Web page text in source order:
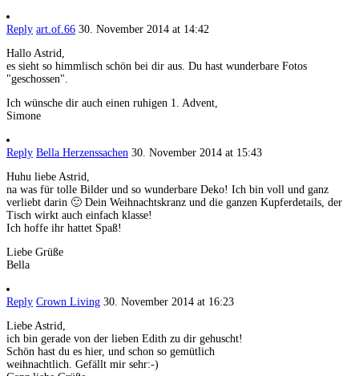
Reply art.of.66 30. November 2014 at 14:42
Hallo Astrid,
es sieht so himmlisch schön bei dir aus. Du hast wunderbare Fotos
"geschossen".
Ich wünsche dir auch einen ruhigen 1. Advent,
Simone
Reply Bella Herzenssachen 30. November 2014 at 15:43
Huhu liebe Astrid,
na was für tolle Bilder und so wunderbare Deko! Ich bin voll und ganz
verliebt darin 🙂 Dein Weihnachtskranz und die ganzen Kupferdetails, der
Tisch wirkt auch einfach klasse!
Ich hoffe ihr hattet Spaß!
Liebe Grüße
Bella
Reply Crown Living 30. November 2014 at 16:23
Liebe Astrid,
ich bin gerade von der lieben Edith zu dir gehuscht!
Schön hast du es hier, und schon so gemütlich
weihnachtlich. Gefällt mir sehr:-)